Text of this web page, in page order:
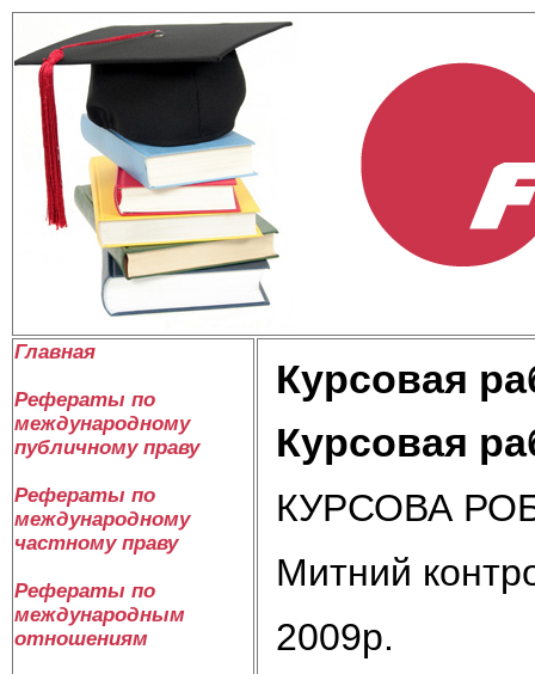
Главная
Рефераты по
международному
публичному праву
Рефераты по
международному
частному праву
Рефераты по
международным
отношениям
Курсовая
Курсовая
КУРСОВА
Митний
2009р.